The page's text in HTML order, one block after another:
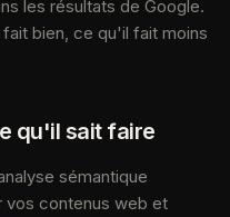
les résultats de Google.
bien, ce qu'il fait moins
qu'il sait faire
sémantique
vos contenus web et